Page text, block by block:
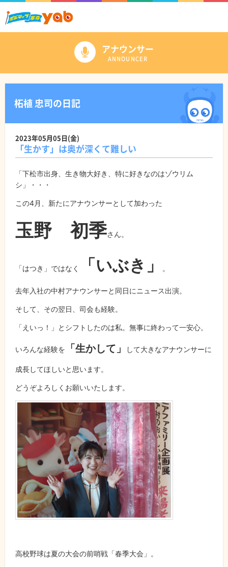
アナウンサー
ANNOUNCER
柘植 忠司の日記
2023年05月05日(金)
「生かす」は奥が深くて難しい
「下松市出身、生き物大好き、特に好きなのはゾウリム
シ」・・・
この4月、新たにアナウンサーとして加わった
玉野 初季さん。
「はつき」ではなく 「いぶき」 。
去年入社の中村アナウンサーと同日にニュース出演。
そして、その翌日、司会も経験。
「えいっ！」とシフトしたのは私。無事に終わって一安心。
いろんな経験を 「生かして」 して大きなアナウンサーに
成長してほしいと思います。
どうぞよろしくお願いいたします。
高校野球は夏の大会の前哨戦「春季大会」。